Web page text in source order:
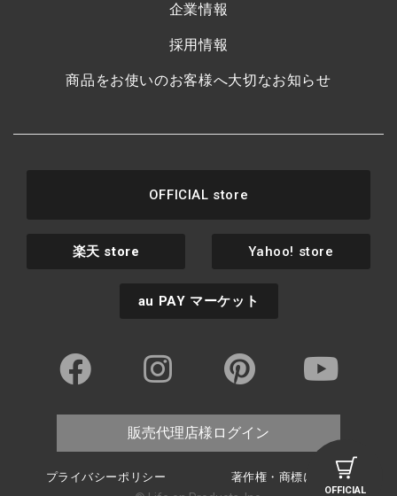
OFFICIAL
企業情報
採用情報
商品をお使いのお客様へ大切なお知らせ
OFFICIAL store
楽天 store Yahoo! store
au PAY マーケット
販売代理店様ログイン
プライバシーポリシー 著作権・商標について